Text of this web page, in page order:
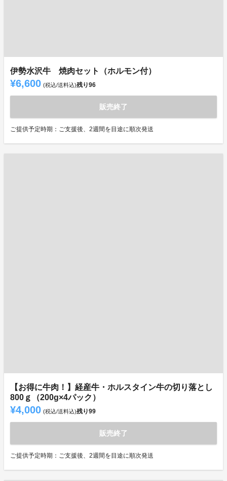
伊勢水沢牛 焼肉セット（ホルモン付）
¥6,600 (税込/送料込)残り96
販売終了
ご提供予定時期：ご支援後、2週間を目途に順次発送
【お得に牛肉！】経産牛・ホルスタイン牛の切り落とし
800ｇ（200g×4パック）
¥4,000 (税込/送料込)残り99
販売終了
ご提供予定時期：ご支援後、2週間を目途に順次発送